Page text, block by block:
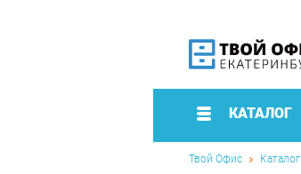
КАТАЛОГ
Твой Офис Каталог